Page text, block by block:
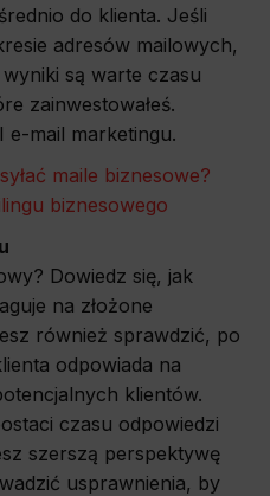
do klienta. Jeśli
adresów mailowych,
są warte czasu
zainwestowałeś.
e-mail marketingu.
maile biznesowe?
biznesowego
Dowiedz się, jak
na złożone
również sprawdzić, po
odpowiada na
klientów.
czasu odpowiedzi
szerszą perspektywę
usprawnienia, by